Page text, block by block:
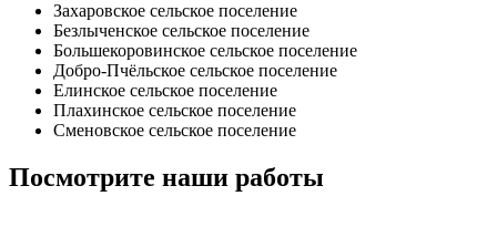
Захаровское сельское поселение
Безлыченское сельское поселение
Большекоровинское сельское поселение
Добро-Пчёльское сельское поселение
Елинское сельское поселение
Плахинское сельское поселение
Сменовское сельское поселение
Посмотрите наши работы